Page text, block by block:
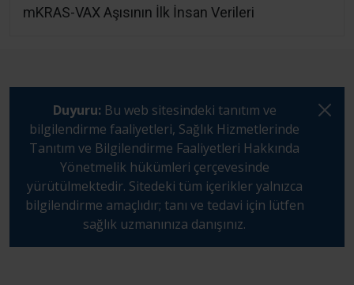
mKRAS-VAX Aşısının İlk İnsan Verileri
Duyuru: Bu web sitesindeki tanıtım ve
bilgilendirme faaliyetleri, Sağlık Hizmetlerinde
Tanıtım ve Bilgilendirme Faaliyetleri Hakkında
Yönetmelik hükümleri çerçevesinde
yürütülmektedir. Sitedeki tüm içerikler yalnızca
bilgilendirme amaçlıdır; tanı ve tedavi için lütfen
sağlık uzmanınıza danışınız.